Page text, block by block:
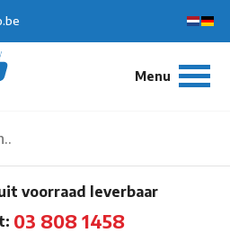
voorraad leverbaar
03 808 1458